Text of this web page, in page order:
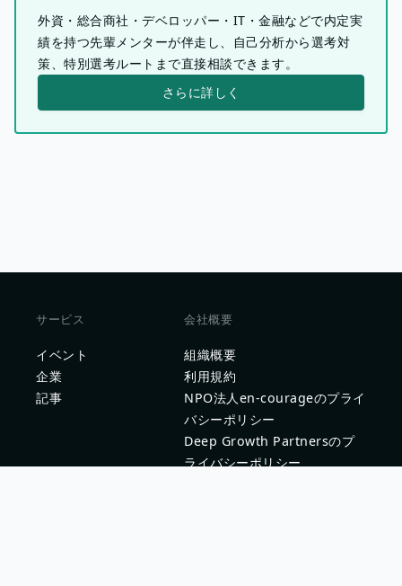
外資・総合商社・デベロッパー・IT・金融などで内定実
績を持つ先輩メンターが伴走し、自己分析から選考対
策、特別選考ルートまで直接相談できます。
さらに詳しく
サービス
イベント
企業
記事
会社概要
組織概要
利用規約
NPO法人en-courageのプライ
バシーポリシー
Deep Growth Partnersのプ
ライバシーポリシー